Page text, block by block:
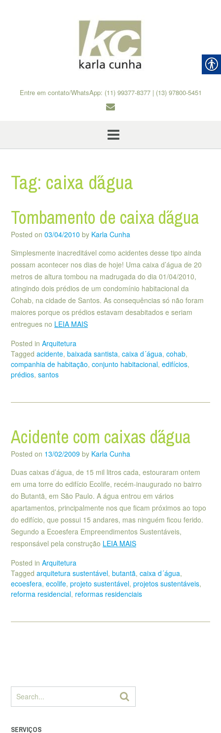
Entre em contato/WhatsApp: (11) 99377-8377 | (13) 97800-5451
Tag: caixa d´água
Tombamento de caixa d´água
Posted on 03/04/2010 by Karla Cunha
Simplesmente inacreditável como acidentes desse tipo ainda
possam acontecer nos dias de hoje! Uma caixa d’água de 20
metros de altura tombou na madrugada do dia 01/04/2010,
atingindo dois prédios de um condomínio habitacional da
Cohab, na cidade de Santos. As consequências só não foram
maiores porque os prédios estavam desabitados e seriam
entregues no LEIA MAIS
Posted in Arquitetura
Tagged acidente, baixada santista, caixa d´água, cohab,
companhia de habitação, conjunto habitacional, edifícios,
prédios, santos
Acidente com caixas d´água
Posted on 13/02/2009 by Karla Cunha
Duas caixas d’água, de 15 mil litros cada, estouraram ontem
em uma torre do edifício Ecolife, recém-inaugurado no bairro
do Butantã, em São Paulo. A água entrou em vários
apartamentos, principalmente nos que ficam próximos ao topo
do edifício, que possui 15 andares, mas ninguém ficou ferido.
Segundo a Ecoesfera Empreendimentos Sustentáveis,
responsável pela construção LEIA MAIS
Posted in Arquitetura
Tagged arquitetura sustentável, butantã, caixa d´água,
ecoesfera, ecolife, projeto sustentável, projetos sustentáveis,
reforma residencial, reformas residenciais
SERVIÇOS